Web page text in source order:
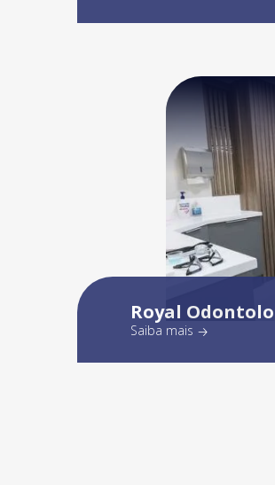
Royal
Saiba mais